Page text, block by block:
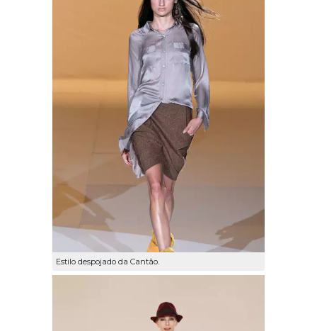
Estilo despojado da Cantão.